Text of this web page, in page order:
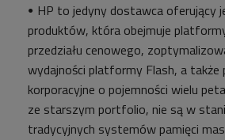
HP to jedyny dostawca oferujący
produktów, która obejmuje
przedziału cenowego,
wydajności platformy Flash, a
korporacyjne o pojemności wielu
ze starszym portfolio, nie są w
tradycyjnych systemów pamięci